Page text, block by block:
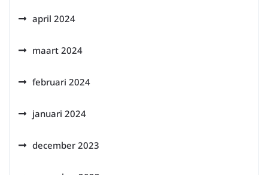
april 2024
maart 2024
februari 2024
januari 2024
december 2023